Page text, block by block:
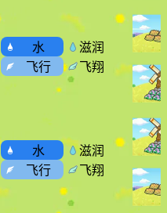
水
飞行
滋润
飞翔
水
飞行
滋润
飞翔